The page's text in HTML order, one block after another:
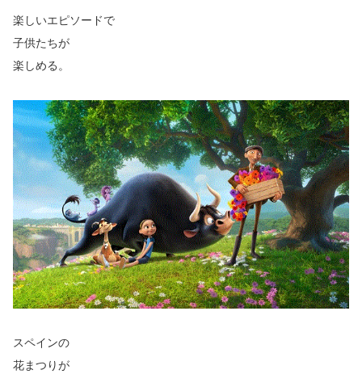
楽しいエピソードで
子供たちが
楽しめる。
スペインの
花まつりが